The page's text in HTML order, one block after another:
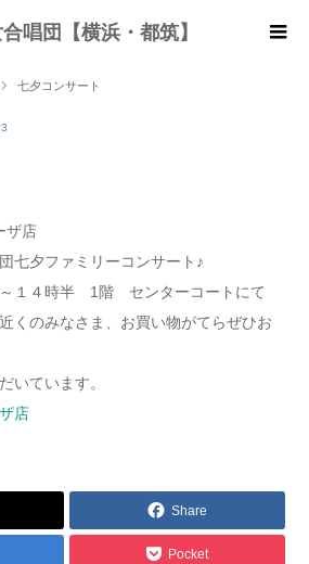
唱団【横浜・都筑】
七夕コンサート
ザ店
七夕ファミリーコンサート♪
～１４時半 1階 センターコートにて
くのみなさま、お買い物がてらぜひお
いています。
店
Share
Pocket